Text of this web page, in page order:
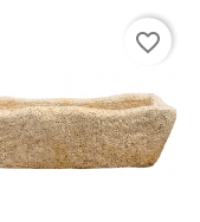
favorite_border